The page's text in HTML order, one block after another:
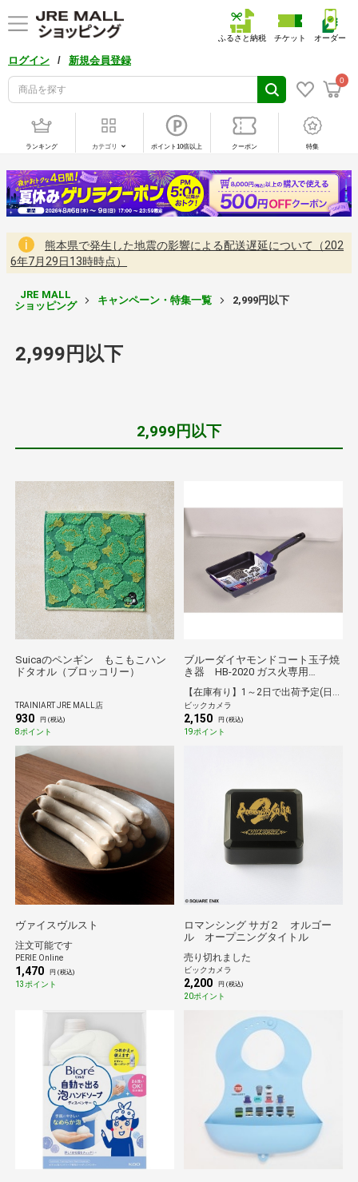
ログイン / 新規会員登録
0
ふるさと納税 チケット オーダー
ランキング カテゴリ ポイント10倍以上 クーポン 特集
熊本県で発生した地震の影響による配送遅延について（202
6年7月29日13時時点）
JRE MALL
ショッピング
キャンペーン・特集一覧 2,999円以下
2,999円以下
2,999円以下
Suicaのペンギン もこもこハン
ドタオル（ブロッコリー）
TRAINIART JRE MALL店
930 円 (税込)
8ポイント
ブルーダイヤモンドコート玉子焼
き器 HB-2020 ガス火専用
【在庫有り】1～2日で出荷予定(日付指定可)
ビックカメラ
2,150 円 (税込)
19ポイント
ヴァイスヴルスト
注文可能です
PERIE Online
1,470 円 (税込)
13ポイント
ロマンシング サガ２ オルゴー
ル オープニングタイトル
売り切れました
ビックカメラ
2,200 円 (税込)
20ポイント